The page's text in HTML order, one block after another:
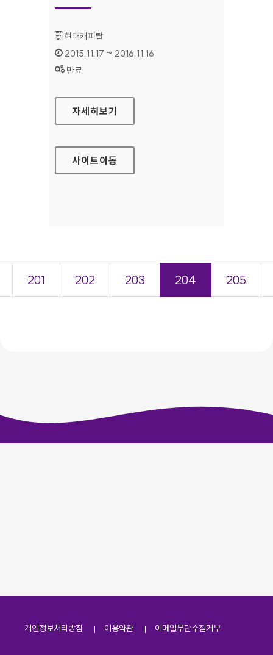
기관명 :
현대캐피탈
인증기간 :
2015.11.17 ~ 2016.11.16
상태 :
만료
현대캐피탈 홈페이지
자세히보기
사이트이동
201 202 203 204 205
개인정보처리방침 이용약관 이메일무단수집거부